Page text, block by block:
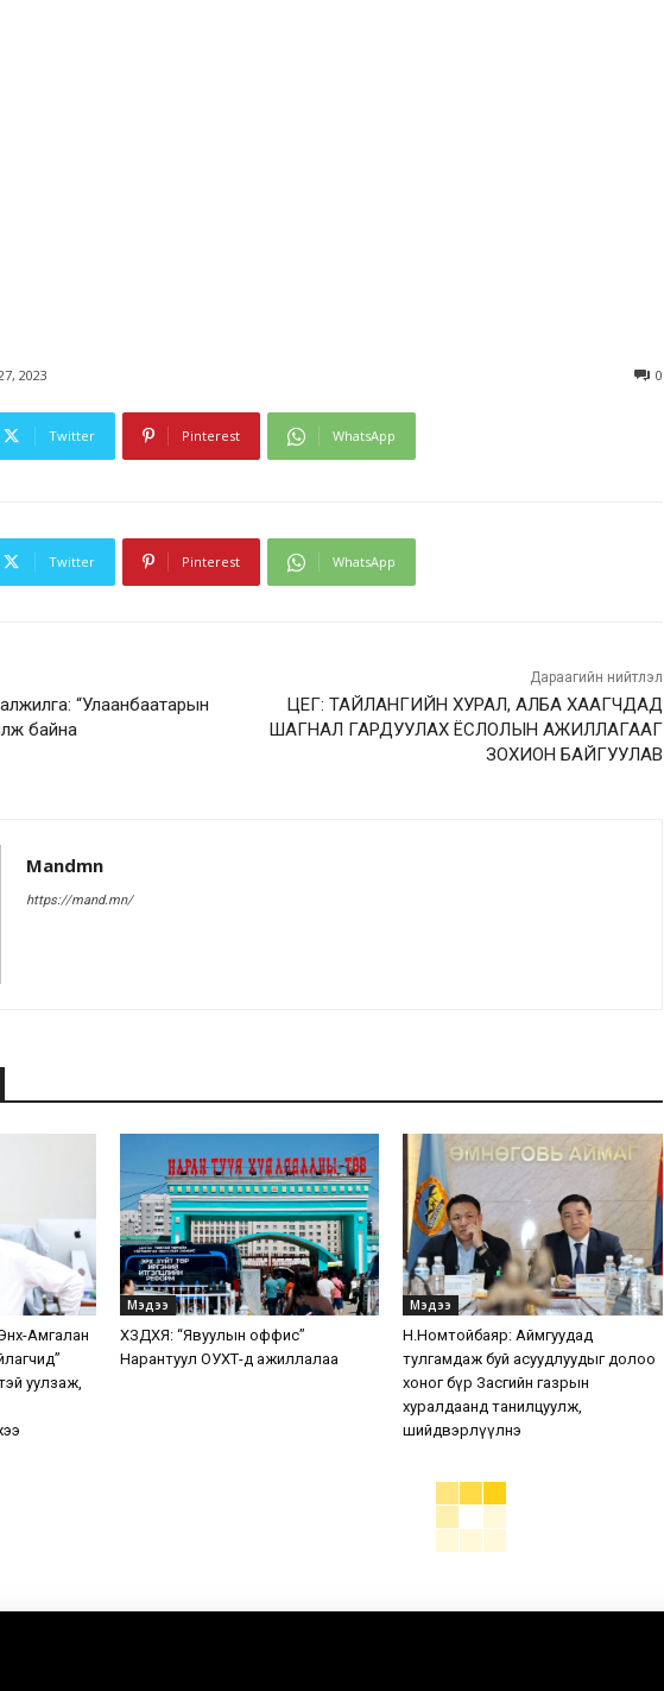
2023 0
Twitter Pinterest WhatsApp
Twitter Pinterest WhatsApp
“Улаанбаатарын
байна
Дараагийн нийтлэл
ЦЕГ: ТАЙЛАНГИЙН ХУРАЛ, АЛБА ХААГЧДАД
ШАГНАЛ ГАРДУУЛАХ ЁСЛОЛЫН АЖИЛЛАГААГ
ЗОХИОН БАЙГУУЛАВ
Mandmn
https://mand.mn/
Амгалан
уулзаж,
Мэдээ
ХЗДХЯ: “Явуулын оффис”
Нарантуул ОУХТ-д ажиллалаа
Мэдээ
Н.Номтойбаяр: Аймгуудад
тулгамдаж буй асуудлуудыг долоо
хоног бүр Засгийн газрын
хуралдаанд танилцуулж,
шийдвэрлүүлнэ